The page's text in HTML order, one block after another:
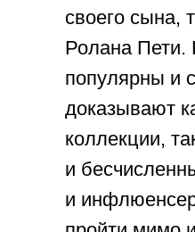
своего сына,
Ролана Пети.
популярны и
доказывают
коллекции,
и
и